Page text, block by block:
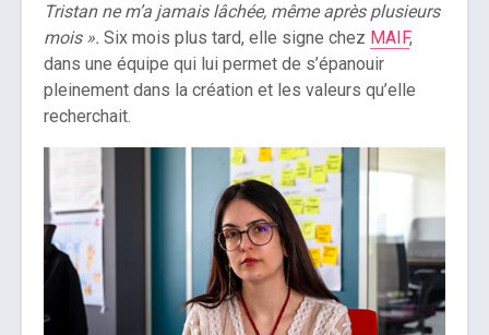
Tristan ne m’a jamais lâchée, même après plusieurs
mois ». Six mois plus tard, elle signe chez MAIF,
dans une équipe qui lui permet de s’épanouir
pleinement dans la création et les valeurs qu’elle
recherchait.